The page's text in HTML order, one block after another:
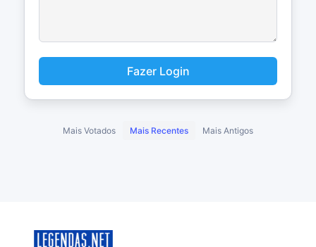
Fazer Login
Mais Votados Mais Recentes Mais Antigos